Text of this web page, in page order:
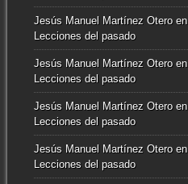
Jesús Manuel Martínez Oteroen
Lecciones del pasado
Jesús Manuel Martínez Oteroen
Lecciones del pasado
Jesús Manuel Martínez Oteroen
Lecciones del pasado
Jesús Manuel Martínez Oteroen
Lecciones del pasado